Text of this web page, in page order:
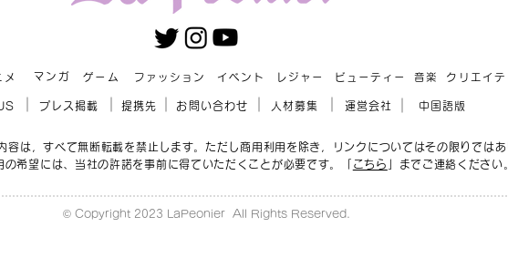
メ マンガ ゲーム ファッション イベント ビューティー 音楽 クリエイテ
レジャー
プレス掲載 提携先 お問い合わせ 人材募集 運営会社 中国語版
は，すべて無断転載を禁止します。ただし商用利用を除き，リンクについてはその限りではあ
の希望には、当社の許諾を事前に得ていただくことが必要です。「
こちら 」までご連絡ください
© Copyright 2023 LaPeonier All Rights Reserved.